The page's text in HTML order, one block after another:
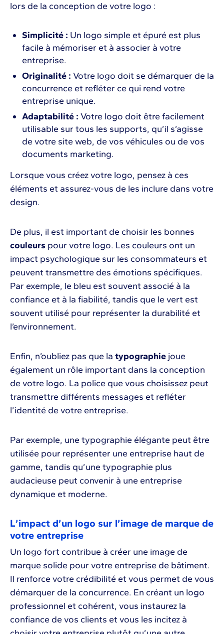
lors de la conception de votre logo :
Simplicité : Un logo simple et épuré est plus
facile à mémoriser et à associer à votre
entreprise.
Originalité : Votre logo doit se démarquer de la
concurrence et refléter ce qui rend votre
entreprise unique.
Adaptabilité : Votre logo doit être facilement
utilisable sur tous les supports, qu’il s’agisse
de votre site web, de vos véhicules ou de vos
documents marketing.
Lorsque vous créez votre logo, pensez à ces
éléments et assurez-vous de les inclure dans votre
design.
De plus, il est important de choisir les bonnes
couleurs pour votre logo. Les couleurs ont un
impact psychologique sur les consommateurs et
peuvent transmettre des émotions spécifiques.
Par exemple, le bleu est souvent associé à la
confiance et à la fiabilité, tandis que le vert est
souvent utilisé pour représenter la durabilité et
l’environnement.
Enfin, n’oubliez pas que la typographie joue
également un rôle important dans la conception
de votre logo. La police que vous choisissez peut
transmettre différents messages et refléter
l’identité de votre entreprise.
Par exemple, une typographie élégante peut être
utilisée pour représenter une entreprise haut de
gamme, tandis qu’une typographie plus
audacieuse peut convenir à une entreprise
dynamique et moderne.
L’impact d’un logo sur l’image de marque de
votre entreprise
Un logo fort contribue à créer une image de
marque solide pour votre entreprise de bâtiment.
Il renforce votre crédibilité et vous permet de vous
démarquer de la concurrence. En créant un logo
professionnel et cohérent, vous instaurez la
confiance de vos clients et vous les incitez à